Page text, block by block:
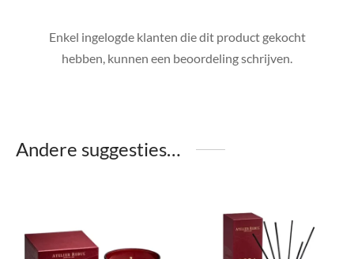
Enkel ingelogde klanten die dit product gekocht
hebben, kunnen een beoordeling schrijven.
Andere suggesties…